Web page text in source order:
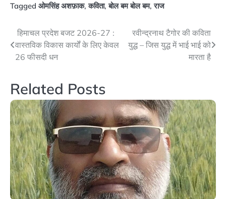
Tagged ओमसिंह अशफ़ाक,कविता,बोल बम बोल बम,राज
Post
navigation
हिमाचल प्रदेश बजट 2026-27 :
वास्तविक विकास कार्यों के लिए केवल
26 फीसदी धन
रवीन्द्रनाथ टैगोर की कविता
युद्ध – जिस युद्ध में भाई भाई को
मारता है
Related Posts